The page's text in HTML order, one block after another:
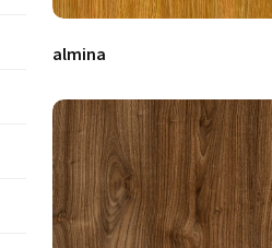
almina